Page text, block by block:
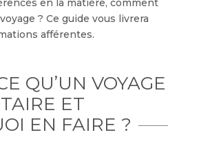
en la matière, comment
? Ce guide vous livrera
afférentes.
QU’UN VOYAGE
ET
EN FAIRE ?